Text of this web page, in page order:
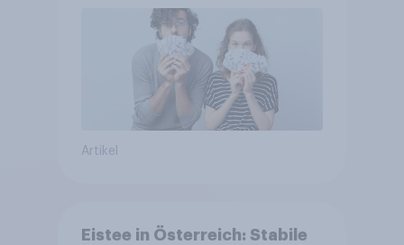
Artikel
Eistee in Österreich: Stabile